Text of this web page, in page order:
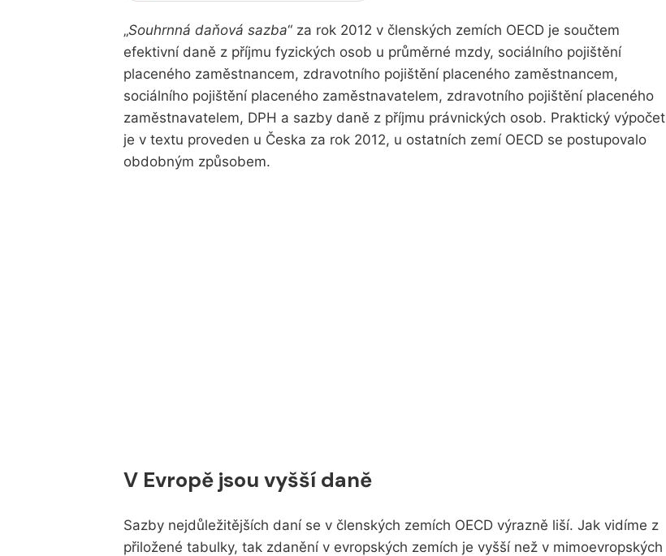
„Souhrnná daňová sazba“ za rok 2012 v členských zemích OECD je součtem
efektivní daně z příjmu fyzických osob u průměrné mzdy, sociálního pojištění
placeného zaměstnancem, zdravotního pojištění placeného zaměstnancem,
sociálního pojištění placeného zaměstnavatelem, zdravotního pojištění placeného
zaměstnavatelem, DPH a sazby daně z příjmu právnických osob. Praktický výpočet
je v textu proveden u Česka za rok 2012, u ostatních zemí OECD se postupovalo
obdobným způsobem.
V Evropě jsou vyšší daně
Sazby nejdůležitějších daní se v členských zemích OECD výrazně liší. Jak vidíme z
přiložené tabulky, tak zdanění v evropských zemích je vyšší než v mimoevropských